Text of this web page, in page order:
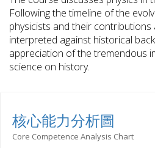
Following the timeline of the
physicists and their
interpreted against historical
appreciation of the tremendous
science on history.
核心能力分析圖
Core Competence Analysis Chart